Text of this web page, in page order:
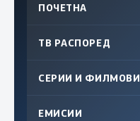
ПОЧЕТНА
ТВ РАСПОРЕД
СЕРИИ И ФИЛМОВИ
ЕМИСИИ